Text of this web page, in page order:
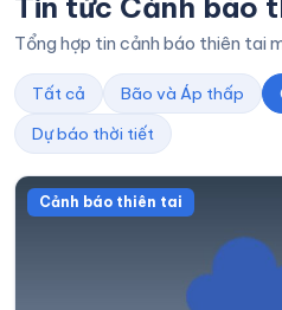
Tin tức Cảnh báo
Tổng hợp tin cảnh báo thiên tai
Tất cả Bão và Áp thấp
Dự báo thời tiết
Cảnh báo thiên tai